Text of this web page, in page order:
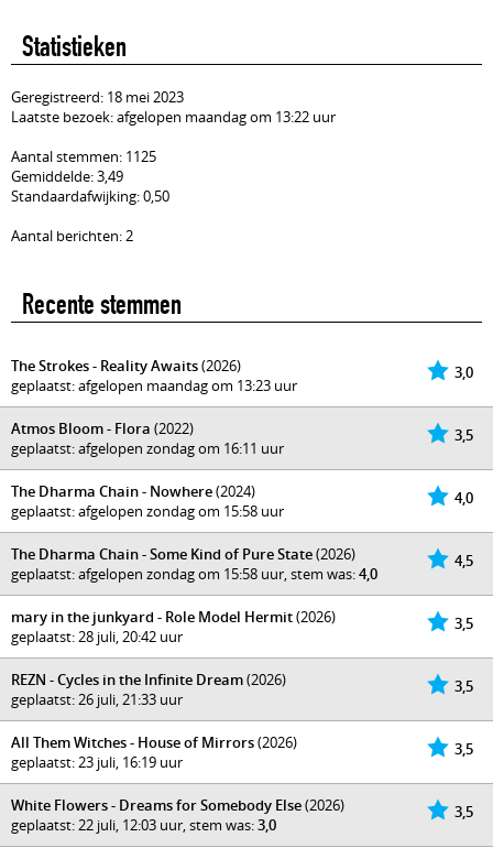
Statistieken
Geregistreerd: 18 mei 2023
Laatste bezoek: afgelopen maandag om 13:22 uur
Aantal stemmen: 1125
Gemiddelde: 3,49
Standaardafwijking: 0,50
Aantal berichten: 2
Recente stemmen
3,0
The Strokes - Reality Awaits(2026)
geplaatst: afgelopen maandag om 13:23 uur
3,5
Atmos Bloom - Flora (2022)
geplaatst: afgelopen zondag om 16:11 uur
4,0
The Dharma Chain - Nowhere(2024)
geplaatst: afgelopen zondag om 15:58 uur
4,5
The Dharma Chain - Some Kind of Pure State(2026)
geplaatst: afgelopen zondag om 15:58 uur, stem was:4,0
3,5
mary in the junkyard - Role Model Hermit(2026)
geplaatst: 28 juli, 20:42 uur
3,5
REZN - Cycles in the Infinite Dream(2026)
geplaatst: 26 juli, 21:33 uur
3,5
All Them Witches - House of Mirrors(2026)
geplaatst: 23 juli, 16:19 uur
3,5
White Flowers - Dreams for Somebody Else(2026)
geplaatst: 22 juli, 12:03 uur, stem was:3,0